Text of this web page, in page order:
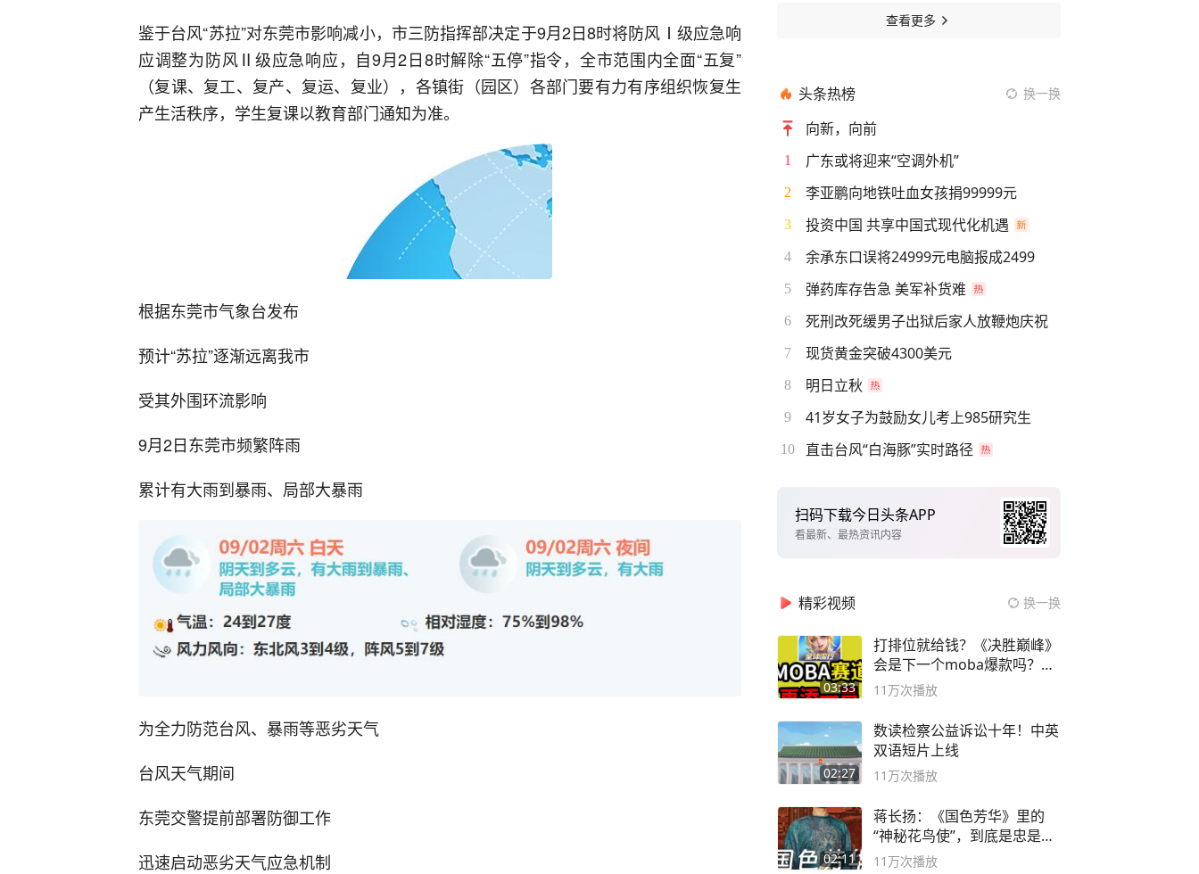
鉴于台风“苏拉”对东莞市影响减小，市三防指挥部决定于9月2日8时将防风Ⅰ级应急响
应调整为防风Ⅱ级应急响应，自9月2日8时解除“五停”指令，全市范围内全面“五复”
（复课、复工、复产、复运、复业），各镇街（园区）各部门要有力有序组织恢复生
产生活秩序，学生复课以教育部门通知为准。
根据东莞市气象台发布
预计“苏拉”逐渐远离我市
受其外围环流影响
9月2日东莞市频繁阵雨
累计有大雨到暴雨、局部大暴雨
为全力防范台风、暴雨等恶劣天气
台风天气期间
东莞交警提前部署防御工作
迅速启动恶劣天气应急机制
查看更多
头条热榜 换一换
向新，向前
1 广东或将迎来“空调外机”
2 李亚鹏向地铁吐血女孩捐99999元
3 投资中国 共享中国式现代化机遇
4 余承东口误将24999元电脑报成2499
5 弹药库存告急 美军补货难
6 死刑改死缓男子出狱后家人放鞭炮庆祝
7 现货黄金突破4300美元
8 明日立秋
9 41岁女子为鼓励女儿考上985研究生
10 直击台风“白海豚”实时路径
扫码下载今日头条APP
看最新、最热资讯内容
精彩视频 换一换
03:33
打排位就给钱？《决胜巅峰》
会是下一个moba爆款吗？#
决胜巅峰
11万次播放
02:27
数读检察公益诉讼十年！中英
双语短片上线
11万次播放
02:11
蒋长扬：《国色芳华》里的
“神秘花鸟使”，到底是忠是
奸？
11万次播放